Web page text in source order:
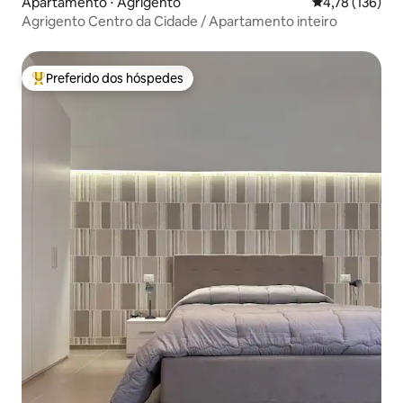
Agrigento Centro da Cidade / Apartamento inteiro
Entre os melhores preferidos dos hóspedes
Preferido dos hóspedes